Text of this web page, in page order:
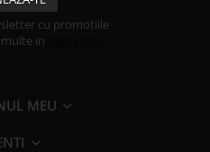
cu promotiile
in
MEU